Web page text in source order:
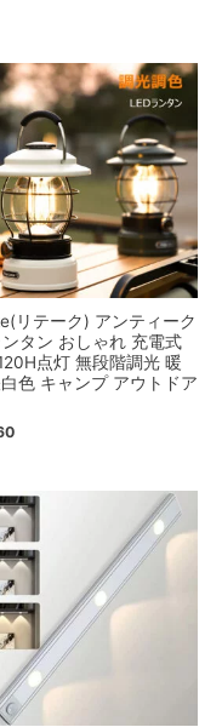
リテーク) アンティーク
タン おしゃれ 充電式
点灯 無段階調光 暖
色 キャンプ アウトドア